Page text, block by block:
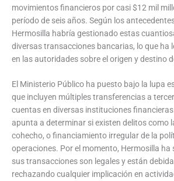
movimientos financieros por casi $12 mil
período de seis años. Según los
Hermosilla habría gestionado estas
diversas transacciones bancarias, lo que ha
en las autoridades sobre el origen y destino
El Ministerio Público ha puesto bajo la lupa
que incluyen múltiples transferencias a
cuentas en diversas instituciones
apunta a determinar si existen delitos como
cohecho, o financiamiento irregular de la
operaciones. Por el momento, Hermosilla
sus transacciones son legales y están
rechazando cualquier implicación en